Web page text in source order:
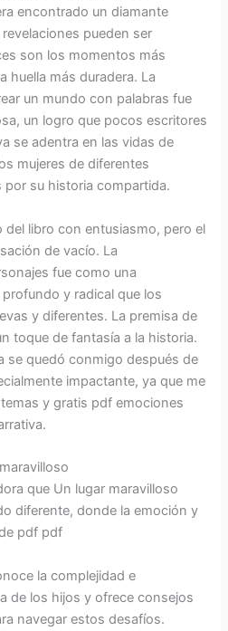
encontrado un diamante
pueden ser
son los momentos más
huella más duradera. La
un mundo con palabras fue
un logro que pocos escritores
se adentra en las vidas de
mujeres de diferentes
su historia compartida.
del libro con entusiasmo, pero el
de vacío. La
fue como una
y radical que los
y diferentes. La premisa de
toque de fantasía a la historia.
se quedó conmigo después de
impactante, ya que me
y gratis pdf emociones
que Un lugar maravilloso
diferente, donde la emoción y
pdf pdf
la complejidad e
de los hijos y ofrece consejos
navegar estos desafíos.